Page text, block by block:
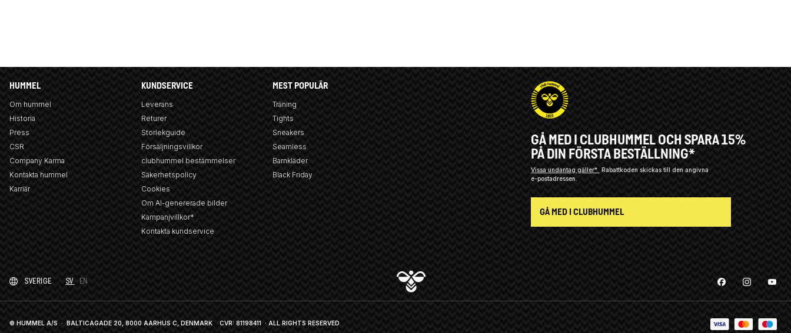
HUMMEL
Om hummel
Historia
Press
CSR
Company Karma
Kontakta hummel
Karriär
KUNDSERVICE
Leverans
Returer
Storlekguide
Försäljningsvillkor
clubhummel bestämmelser
Säkerhetspolicy
Cookies
Om AI-genererade bilder
Kampanjvillkor*
Kontakta kundservice
MEST POPULÄR
Träning
Tights
Sneakers
Seamless
Barnkläder
Black Friday
GÅ MED I CLUBHUMMEL OCH SPARA 15%
PÅ DIN FÖRSTA BESTÄLLNING*
Vissa undantag gäller* Rabattkoden skickas till den angivna
e-postadressen.
GÅ MED I CLUBHUMMEL
SVERIGE SV EN
© HUMMEL A/S · BALTICAGADE 20, 8000 AARHUS C, DENMARK CVR: 81198411 · ALL RIGHTS RESERVED